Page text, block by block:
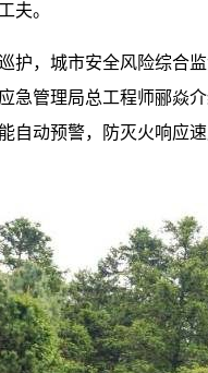
夫。
护，城市安全风险综合
管理局总工程师郦焱介
自动预警，防灭火响应